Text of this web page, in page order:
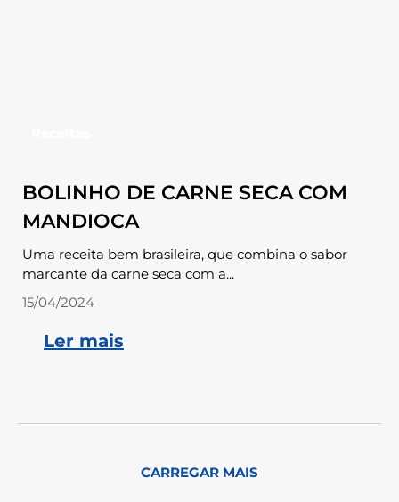
BOLINHO DE CARNE SECA COM
MANDIOCA
Uma receita bem brasileira, que combina o sabor
marcante da carne seca com a...
15/04/2024
Ler mais
CARREGAR MAIS